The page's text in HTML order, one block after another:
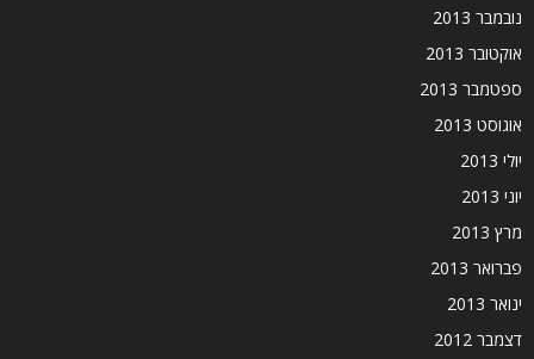
נובמבר 2013
אוקטובר 2013
ספטמבר 2013
אוגוסט 2013
יולי 2013
יוני 2013
מרץ 2013
פברואר 2013
ינואר 2013
דצמבר 2012